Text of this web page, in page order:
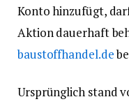
Konto hinzufügt,
Aktion dauerhaft
baustoffhandel.de
Ursprünglich stand